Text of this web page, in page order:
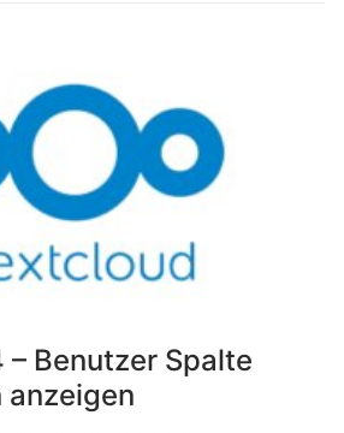
– Benutzer Spalte